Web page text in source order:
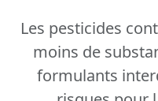
Les pesticides
moins de
formulants